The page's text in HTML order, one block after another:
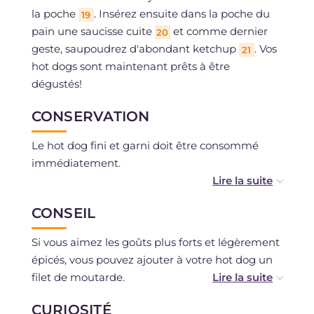
la poche 19 . Insérez ensuite dans la poche du
pain une saucisse cuite 20 et comme dernier
geste, saupoudrez d'abondant ketchup 21 . Vos
hot dogs sont maintenant prêts à être
dégustés!
CONSERVATION
Le hot dog fini et garni doit être consommé
immédiatement.
dogs se conserve couvert de film alimentaire
transparent au réfrigérateur pendant un
maximum de 3 jours.
Les petits pains peuvent être congelés encore
crus et conservés au congélateur pendant un
CONSEIL
Si vous aimez les goûts plus forts et légèrement
épicés, vous pouvez ajouter à votre hot dog un
filet de moutarde.
CURIOSITÉ